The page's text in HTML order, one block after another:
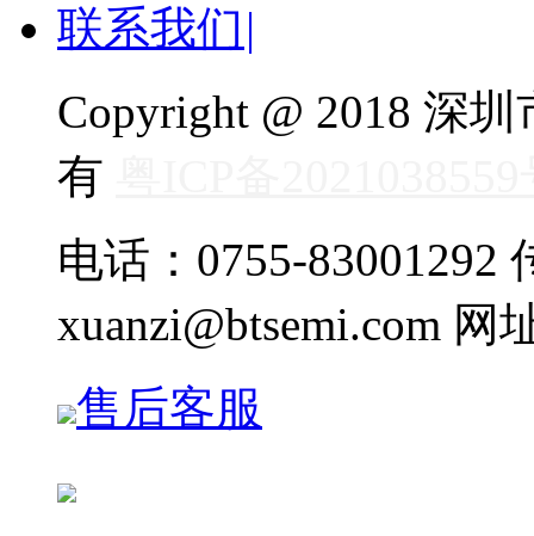
联系我们 |
Copyright @ 2018 深
有
电话：0755-83001292
xuanzi@btsemi.com 网
售后客服